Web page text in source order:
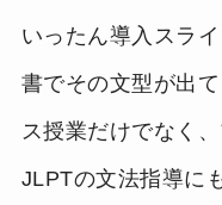
いったん導入スラ
書でその文型が出
ス授業だけでなく
JLPTの文法指導に